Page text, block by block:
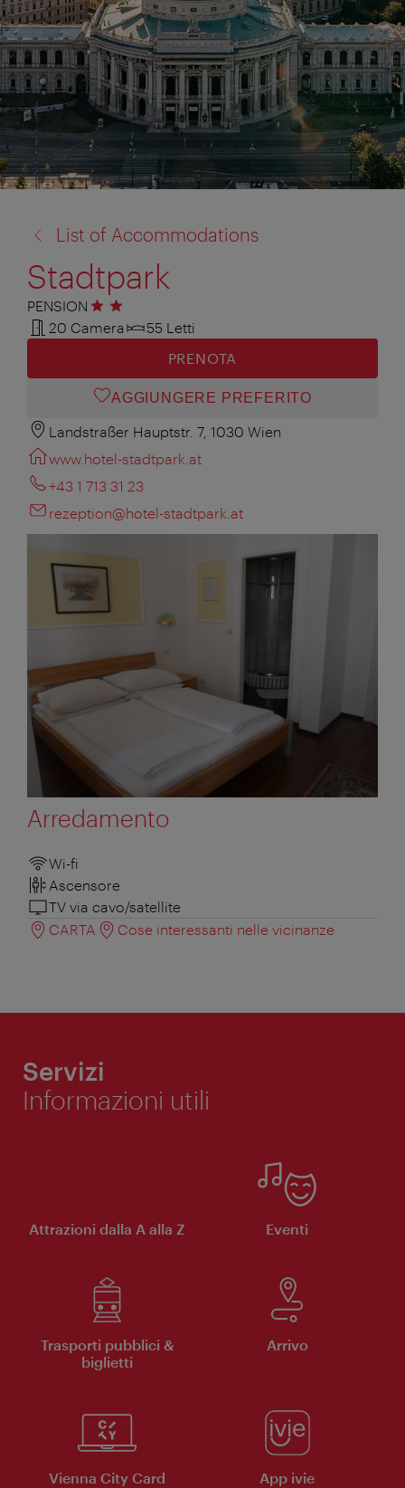
a:
List of Accommodations
Stadtpark
PENSION 2 stelle
20 Camera
55 Letti
PRENOTA
AGGIUNGERE PREFERITO
Landstraßer Hauptstr. 7, 1030 Wien
www.hotel-stadtpark.at
+43 1 713 31 23
rezeption@hotel-stadtpark.at
Arredamento
Wi-fi
Ascensore
TV via cavo/satellite
CARTA
Cose interessanti nelle vicinanze
Servizi
Informazioni utili
Attrazioni dalla A alla Z Eventi
Trasporti pubblici &
biglietti
Arrivo
Vienna City Card App ivie